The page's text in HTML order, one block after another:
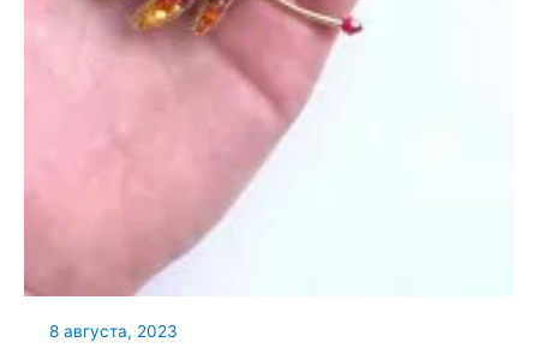
8 августа, 2023